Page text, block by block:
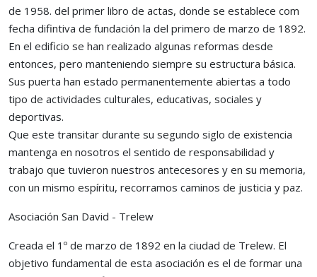
de 1958. del primer libro de actas, donde se establece com
fecha difintiva de fundación la del primero de marzo de 1892.
En el edificio se han realizado algunas reformas desde
entonces, pero manteniendo siempre su estructura básica.
Sus puerta han estado permanentemente abiertas a todo
tipo de actividades culturales, educativas, sociales y
deportivas.
Que este transitar durante su segundo siglo de existencia
mantenga en nosotros el sentido de responsabilidad y
trabajo que tuvieron nuestros antecesores y en su memoria,
con un mismo espíritu, recorramos caminos de justicia y paz.
Asociación San David - Trelew
Creada el 1º de marzo de 1892 en la ciudad de Trelew. El
objetivo fundamental de esta asociación es el de formar una